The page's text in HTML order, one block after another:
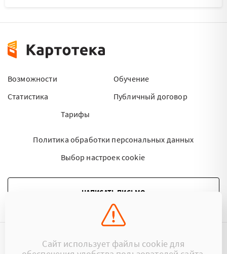
Возможности
Статистика
Тарифы
Обучение
Публичный договор
Политика обработки персональных данных
Выбор настроек cookie
НАПИСАТЬ ПИСЬМО
©2015 - 2026 Kartoteka.by Все права защищены.
Сайт использует файлы cookie для